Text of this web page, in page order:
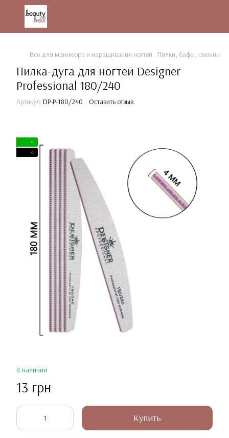
Все для маникюра и наращивания ногтей Пилки, бафы, сменные
Пилка-дуга для ногтей Designer
Professional 180/240
Артикул: DP-P-180/240 Оставить отзыв
4
4
В наличии
13 грн
Купить